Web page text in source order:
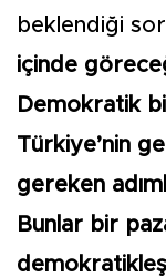
beklendiği
içinde
Demokratik
Türkiye’nin
gereken
Bunlar bir